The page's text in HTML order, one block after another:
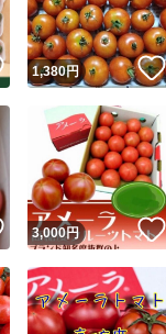
いいね！
1,380円
いいね！
3,000円